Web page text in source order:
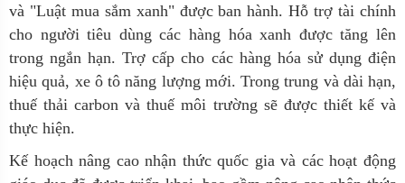
và "Luật mua sắm xanh" được ban hành. Hỗ trợ tài chính
cho người tiêu dùng các hàng hóa xanh được tăng lên
trong ngắn hạn. Trợ cấp cho các hàng hóa sử dụng điện
hiệu quả, xe ô tô năng lượng mới. Trong trung và dài hạn,
thuế thải carbon và thuế môi trường sẽ được thiết kế và
thực hiện.
Kế hoạch nâng cao nhận thức quốc gia và các hoạt động